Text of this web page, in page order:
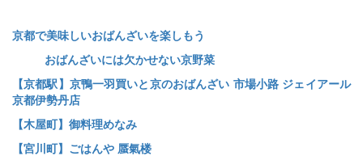
京都で美味しいおばんざいを楽しもう
おばんざいには欠かせない京野菜
【京都駅】京鴨一羽買いと京のおばんざい 市場小路 ジェイアール
京都伊勢丹店
【木屋町】御料理めなみ
【宮川町】ごはんや 蜃氣楼